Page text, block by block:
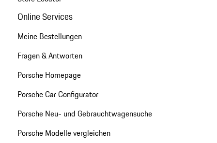
Online Services
Meine Bestellungen
Fragen & Antworten
Porsche Homepage
Porsche Car Configurator
Porsche Neu- und Gebrauchtwagensuche
Porsche Modelle vergleichen